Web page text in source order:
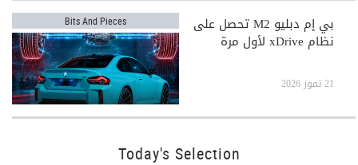
Bits And Pieces بي إم دبليو M2 تحصل على
نظام xDrive لأول مرة
21 تموز 2026
Today's Selection